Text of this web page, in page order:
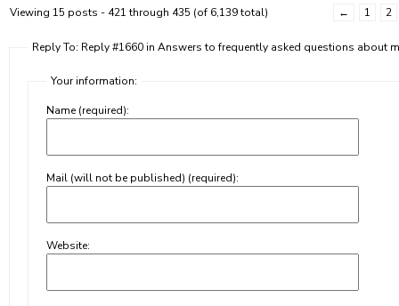
Viewing 15 posts - 421 through 435 (of 6,139 total) ← 1 2
Reply To: Reply #1660 in Answers to frequently asked questions about
Your information:
Name (required):
Mail (will not be published) (required):
Website: